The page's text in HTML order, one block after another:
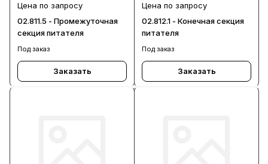
Цена по запросу
02.811.5 - Промежуточная
секция питателя
Под заказ
Заказать
Цена по запросу
02.812.1 - Конечная секция
питателя
Под заказ
Заказать